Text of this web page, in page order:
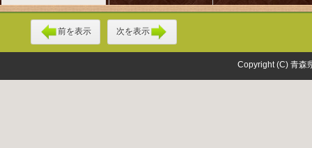
前を表示 次を表示
Copyright (C) 青森